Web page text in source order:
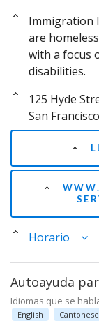
Immigration
are
with a focus
disabilities.
125 Hyde
San
Horario
Autoayuda
Idiomas que se
English Cantonese